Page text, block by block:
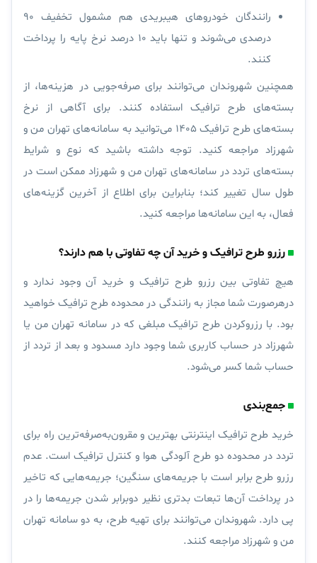
رانندگان خودروهای هیبریدی هم مشمول تخفیف ۹۰
درصدی می‌شوند و تنها باید ۱۰ درصد نرخ پایه را پرداخت
کنند.
همچنین شهروندان می‌توانند برای صرفه‌جویی در هزینه‌ها، از
بسته‌‌‌های طرح ترافیک استفاده کنند. برای آگاهی از نرخ
بسته‌های طرح ترافیک ۱۴۰۵ می‌توانید به سامانه‌های تهران من و
شهرزاد مراجعه کنید. توجه داشته باشید که نوع و شرایط
بسته‌های تردد در سامانه‌های تهران من و شهرزاد ممکن است در
طول سال تغییر کند؛ بنابراین برای اطلاع از آخرین گزینه‌های
فعال، به این سامانه‌ها مراجعه کنید.
رزرو طرح ترافیک و خرید آن چه تفاوتی با هم دارند؟
هیچ تفاوتی بین رزرو طرح ترافیک و خرید آن وجود ندارد و
درهرصورت شما مجاز به رانندگی در محدوده طرح ترافیک خواهید
بود. با رزروکردن طرح ترافیک مبلغی که در سامانه تهران من یا
شهرزاد در حساب کاربری شما وجود دارد مسدود و بعد از تردد از
حساب شما کسر می‌شود.
جمع‌بندی
خرید طرح ترافیک اینترنتی بهترین و مقرون‌به‌صرفه‌ترین راه برای
تردد در محدوده دو طرح آلودگی هوا و کنترل ترافیک است. عدم
رزرو طرح برابر است با جریمه‌‌های سنگین؛ جریمه‌‌هایی که تاخیر
در پرداخت آن‌‌ها تبعات بدتری نظیر دوبرابر شدن جریمه‌ها را در
پی دارد. شهروندان می‌توانند برای تهیه طرح، به دو سامانه تهران
من و شهرزاد مراجعه کنند.